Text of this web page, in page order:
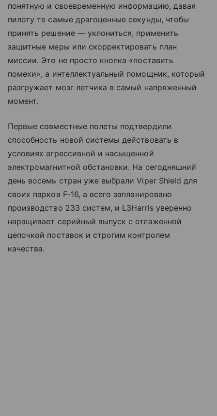
понятную и своевременную информацию, давая
пилоту те самые драгоценные секунды, чтобы
принять решение — уклониться, применить
защитные меры или скорректировать план
миссии. Это не просто кнопка «поставить
помехи», а интеллектуальный помощник, который
разгружает мозг летчика в самый напряженный
момент.
Первые совместные полеты подтвердили
способность новой системы действовать в
условиях агрессивной и насыщенной
электромагнитной обстановки. На сегодняшний
день восемь стран уже выбрали Viper Shield для
своих парков F-16, а всего запланировано
производство 233 систем, и L3Harris уверенно
наращивает серийный выпуск с отлаженной
цепочкой поставок и строгим контролем
качества.